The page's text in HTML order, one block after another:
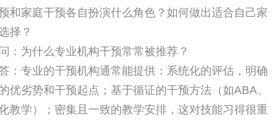
和家庭干预各自扮演什么角色？如何做出适合自己家
择？
为什么专业机构干预常常被推荐？
专业的干预机构通常能提供：系统化的评估，明确
优劣势和干预起点；基于循证的干预方法（如ABA、
教学）；密集且一致的教学安排，这对技能习得很重